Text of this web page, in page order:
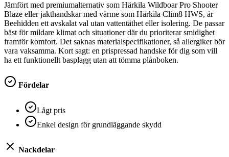
Jämfört med premiumalternativ som Härkila Wildboar Pro Shooter
Blaze eller jakthandskar med värme som Härkila Clim8 HWS, är
Beehidden ett avskalat val utan vattentäthet eller isolering. De passar
bäst för mildare klimat och situationer där du prioriterar smidighet
framför komfort. Det saknas materialspecifikationer, så allergiker bör
vara vaksamma. Kort sagt: en prispressad handske för dig som vill
ha ett funktionellt basplagg utan att tömma plånboken.
Fördelar
Lågt pris
Enkel design för grundläggande skydd
Nackdelar